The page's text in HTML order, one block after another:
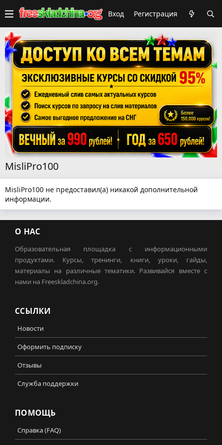
Вход Регистрация
MisliPro100
MisliPro100 не предоставил(а) никакой дополнительной
информации.
О НАС
Образовательная площадка с информационными
продуктами. Курсы, тренинги, книги, уроки, гайды,
материалы на различные тематики. Развивайся вместе с
нами на Freeskladchina.org.
ССЫЛКИ
Новости
Оформить подписку
Отзывы
Служба поддержки
ПОМОЩЬ
Справка (FAQ)